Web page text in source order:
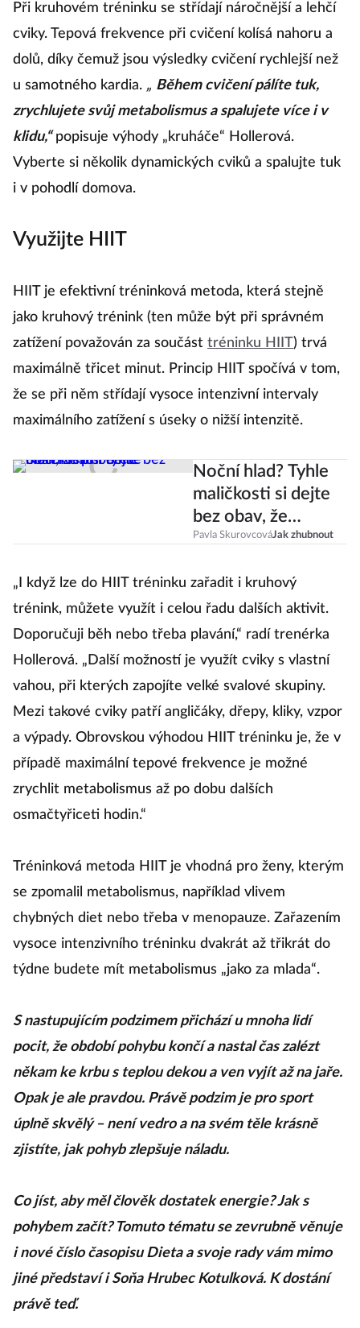
Při kruhovém tréninku se střídají náročnější a lehčí
cviky. Tepová frekvence při cvičení kolísá nahoru a
dolů, díky čemuž jsou výsledky cvičení rychlejší než
u samotného kardia. „ Během cvičení pálíte tuk,
zrychlujete svůj metabolismus a spalujete více i v
klidu,“popisuje výhody „kruháče“ Hollerová.
Vyberte si několik dynamických cviků a spalujte tuk
i v pohodlí domova.
Využijte HIIT
HIIT je efektivní tréninková metoda, která stejně
jako kruhový trénink (ten může být při správném
zatížení považován za součást tréninku HIIT) trvá
maximálně třicet minut. Princip HIIT spočívá v tom,
že se při něm střídají vysoce intenzivní intervaly
maximálního zatížení s úseky o nižší intenzitě.
Noční hlad? Tyhle
maličkosti si dejte
bez obav, že
přiberete
Pavla SkurovcováJak zhubnout
„I když lze do HIIT tréninku zařadit i kruhový
trénink, můžete využít i celou řadu dalších aktivit.
Doporučuji běh nebo třeba plavání,“ radí trenérka
Hollerová. „Další možností je využít cviky s vlastní
vahou, při kterých zapojíte velké svalové skupiny.
Mezi takové cviky patří angličáky, dřepy, kliky, vzpor
a výpady. Obrovskou výhodou HIIT tréninku je, že v
případě maximální tepové frekvence je možné
zrychlit metabolismus až po dobu dalších
osmačtyřiceti hodin.“
Tréninková metoda HIIT je vhodná pro ženy, kterým
se zpomalil metabolismus, například vlivem
chybných diet nebo třeba v menopauze. Zařazením
vysoce intenzivního tréninku dvakrát až třikrát do
týdne budete mít metabolismus „jako za mlada“.
S nastupujícím podzimem přichází u mnoha lidí
pocit, že období pohybu končí a nastal čas zalézt
někam ke krbu s teplou dekou a ven vyjít až na jaře.
Opak je ale pravdou. Právě podzim je pro sport
úplně skvělý – není vedro a na svém těle krásně
zjistíte, jak pohyb zlepšuje náladu.
Co jíst, aby měl člověk dostatek energie? Jak s
pohybem začít? Tomuto tématu se zevrubně věnuje
i nové číslo časopisu Dieta a svoje rady vám mimo
jiné představí i Soňa Hrubec Kotulková. K dostání
právě teď.